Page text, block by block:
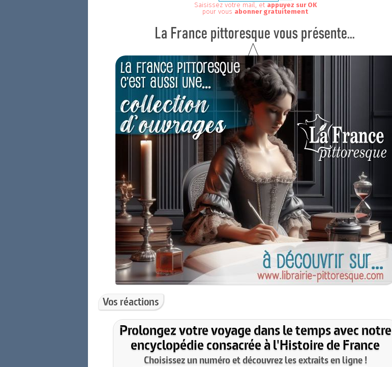
Saisissez votre mail, et appuyez sur OK
pour vous abonner gratuitement
Vos réactions
Prolongez votre voyage dans le temps avec notre
encyclopédie consacrée à l'Histoire de France
Choisissez un numéro et découvrez les extraits en ligne !